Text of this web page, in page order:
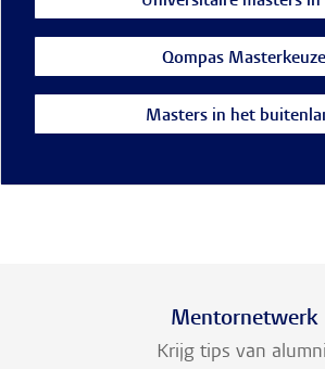
Qompas Masterkeuze
Masters in het
Mentornetwerk
Krijg tips van